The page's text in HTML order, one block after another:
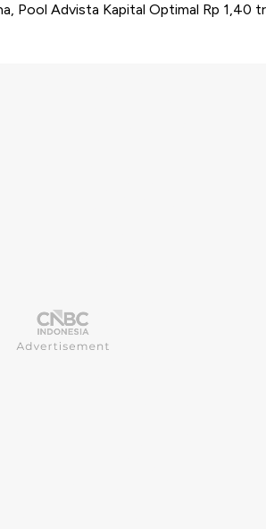
Pool Advista Kapital Optimal Rp 1,40